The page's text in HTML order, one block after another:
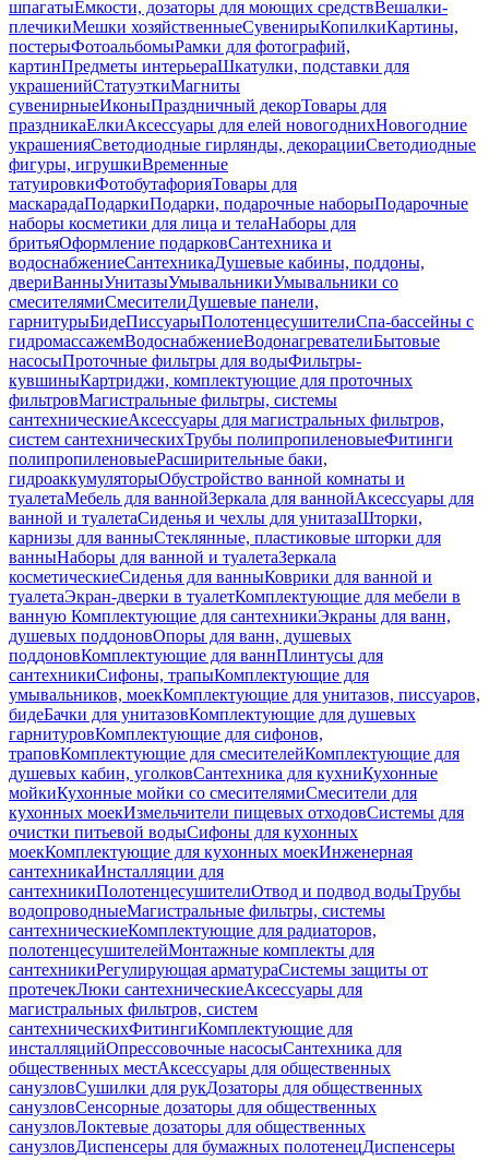
шпагатыЕмкости, дозаторы для моющих средствВешалки-
плечикиМешки хозяйственныеСувенирыКопилкиКартины,
постерыФотоальбомыРамки для фотографий,
картинПредметы интерьераШкатулки, подставки для
украшенийСтатуэткиМагниты
сувенирныеИконыПраздничный декорТовары для
праздникаЕлкиАксессуары для елей новогоднихНовогодние
украшенияСветодиодные гирлянды, декорацииСветодиодные
фигуры, игрушкиВременные
татуировкиФотобутафорияТовары для
маскарадаПодаркиПодарки, подарочные наборыПодарочные
наборы косметики для лица и телаНаборы для
бритьяОформление подарковСантехника и
водоснабжениеСантехникаДушевые кабины, поддоны,
двериВанныУнитазыУмывальникиУмывальники со
смесителямиСмесителиДушевые панели,
гарнитурыБидеПиссуарыПолотенцесушителиСпа-бассейны с
гидромассажемВодоснабжениеВодонагревателиБытовые
насосыПроточные фильтры для водыФильтры-
кувшиныКартриджи, комплектующие для проточных
фильтровМагистральные фильтры, системы
сантехническиеАксессуары для магистральных фильтров,
систем сантехническихТрубы полипропиленовыеФитинги
полипропиленовыеРасширительные баки,
гидроаккумуляторыОбустройство ванной комнаты и
туалетаМебель для ваннойЗеркала для ваннойАксессуары для
ванной и туалетаСиденья и чехлы для унитазаШторки,
карнизы для ванныСтеклянные, пластиковые шторки для
ванныНаборы для ванной и туалетаЗеркала
косметическиеСиденья для ванныКоврики для ванной и
туалетаЭкран-дверки в туалетКомплектующие для мебели в
ванную Комплектующие для сантехникиЭкраны для ванн,
душевых поддоновОпоры для ванн, душевых
поддоновКомплектующие для ваннПлинтусы для
сантехникиСифоны, трапыКомплектующие для
умывальников, моекКомплектующие для унитазов, писсуаров,
бидеБачки для унитазовКомплектующие для душевых
гарнитуровКомплектующие для сифонов,
траповКомплектующие для смесителейКомплектующие для
душевых кабин, уголковСантехника для кухниКухонные
мойкиКухонные мойки со смесителямиСмесители для
кухонных моекИзмельчители пищевых отходовСистемы для
очистки питьевой водыСифоны для кухонных
моекКомплектующие для кухонных моекИнженерная
сантехникаИнсталляции для
сантехникиПолотенцесушителиОтвод и подвод водыТрубы
водопроводныеМагистральные фильтры, системы
сантехническиеКомплектующие для радиаторов,
полотенцесушителейМонтажные комплекты для
сантехникиРегулирующая арматураСистемы защиты от
протечекЛюки сантехническиеАксессуары для
магистральных фильтров, систем
сантехническихФитингиКомплектующие для
инсталляцийОпрессовочные насосыСантехника для
общественных местАксессуары для общественных
санузловСушилки для рукДозаторы для общественных
санузловСенсорные дозаторы для общественных
санузловЛоктевые дозаторы для общественных
санузловДиспенсеры для бумажных полотенецДиспенсеры